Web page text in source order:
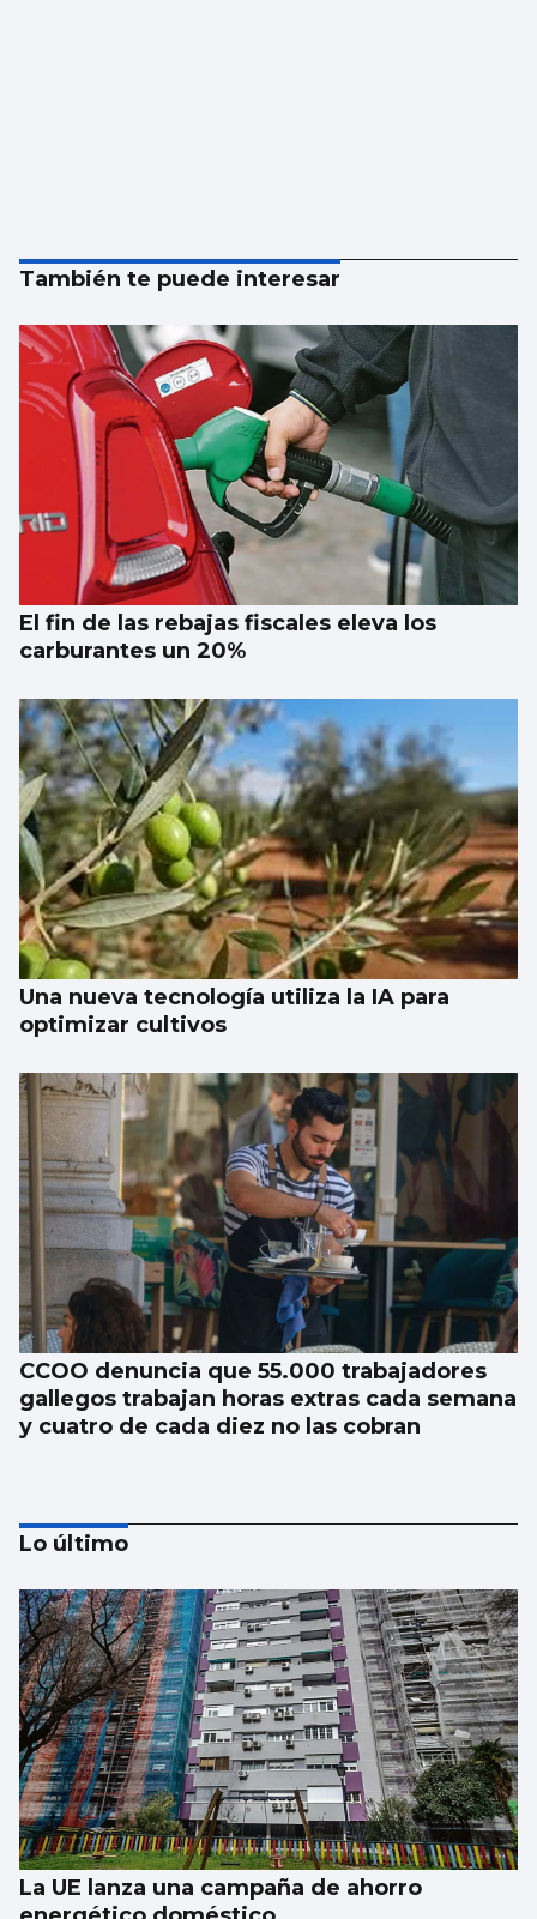
También te puede interesar
El fin de las rebajas fiscales eleva los
carburantes un 20%
Una nueva tecnología utiliza la IA para
optimizar cultivos
CCOO denuncia que 55.000 trabajadores
gallegos trabajan horas extras cada semana
y cuatro de cada diez no las cobran
La nigranesa Kreios Space lanzará el
satélite que volará más cerca de la Tierra
Lo último
La UE lanza una campaña de ahorro